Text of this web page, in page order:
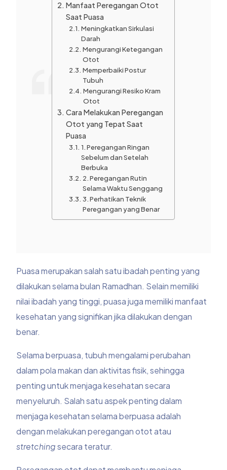
Manfaat Peregangan Otot
Saat Puasa
Meningkatkan Sirkulasi
Darah
Mengurangi Ketegangan
Otot
Memperbaiki Postur
Tubuh
Mengurangi Resiko Kram
Otot
Cara Melakukan Peregangan
Otot yang Tepat Saat
Puasa
1. Peregangan Ringan
Sebelum dan Setelah
Berbuka
2. Peregangan Rutin
Selama Waktu Senggang
3. Perhatikan Teknik
Peregangan yang Benar
Puasa merupakan salah satu ibadah penting yang
dilakukan selama bulan Ramadhan. Selain memiliki
nilai ibadah yang tinggi, puasa juga memiliki manfaat
kesehatan yang signifikan jika dilakukan dengan
benar.
Selama berpuasa, tubuh mengalami perubahan
dalam pola makan dan aktivitas fisik, sehingga
penting untuk menjaga kesehatan secara
menyeluruh. Salah satu aspek penting dalam
menjaga kesehatan selama berpuasa adalah
dengan melakukan peregangan otot atau
stretchingsecara teratur.